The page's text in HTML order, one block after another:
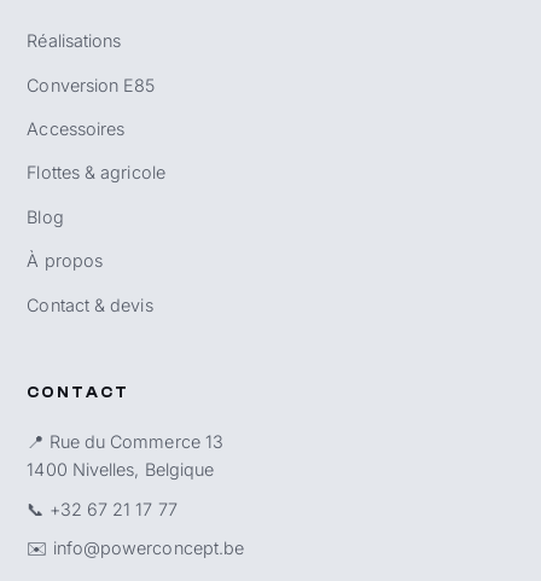
Réalisations
Conversion E85
Accessoires
Flottes & agricole
Blog
À propos
Contact & devis
CONTACT
📍 Rue du Commerce 13
1400 Nivelles, Belgique
📞 +32 67 21 17 77
✉️ info@powerconcept.be